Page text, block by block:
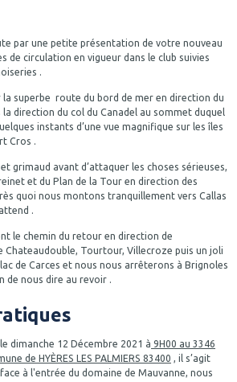
par une petite présentation de votre nouveau
de circulation en vigueur dans le club suivies
.
superbe route du bord de mer en direction du
direction du col du Canadel au sommet duquel
instants d’une vue magnifique sur les îles
Cros .
grimaud avant d’attaquer les choses sérieuses,
et du Plan de la Tour en direction des
quoi nous montons tranquillement vers Callas
attend .
le chemin du retour en direction de
Tourtour, Villecroze puis un joli
de Carces et nous nous arrêterons à Brignoles
de nous dire au revoir .
dimanche 12 Décembre 2021 à 9H00 au 3346
de HYÈRES LES PALMIERS 83400 , il s’agit
à l'entrée du domaine de Mauvanne, nous